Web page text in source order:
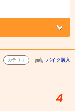
カテゴリ バイク購入
4